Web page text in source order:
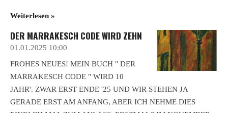
Weiterlesen »
DER MARRAKESCH CODE WIRD ZEHN
01.01.2025 10:00
FROHES NEUES! MEIN BUCH " DER
MARRAKESCH CODE " WIRD 10
JAHR'. ZWAR ERST ENDE '25 UND WIR STEHEN JA
GERADE ERST AM ANFANG, ABER ICH NEHME DIES